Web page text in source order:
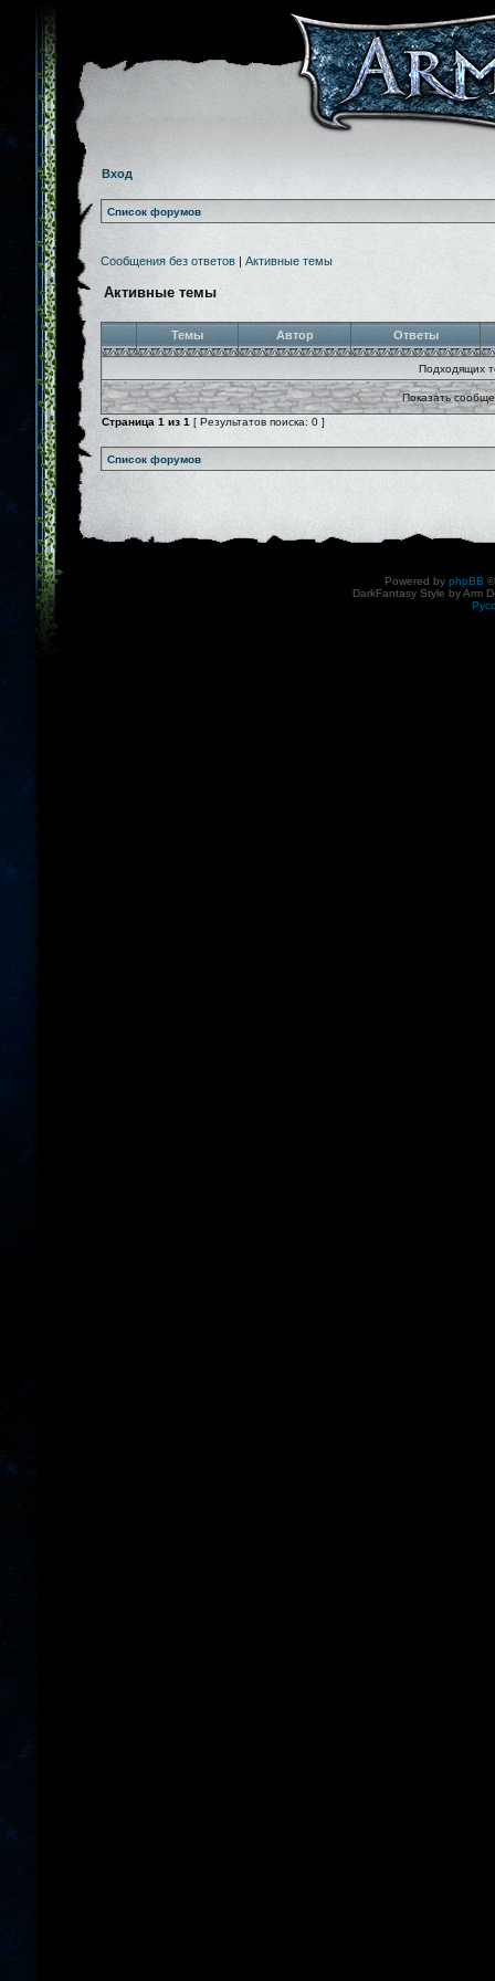
Вход
Список форумов
Сообщения без ответов | Активные темы
Активные темы
Темы Автор Ответы
Подходящих
Показать
Страница 1 из 1 [ Результатов поиска: 0 ]
Список форумов
Powered by phpBB
DarkFantasy Style by Arm